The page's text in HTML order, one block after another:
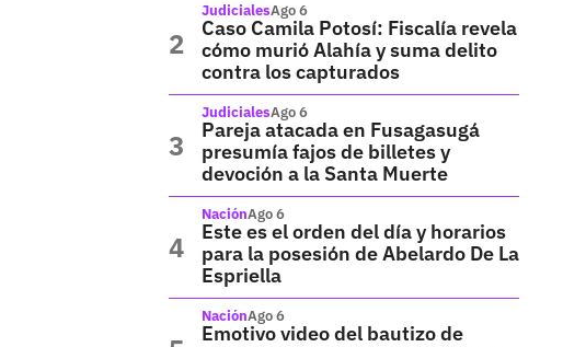
JudicialesAgo 6
Caso Camila Potosí: Fiscalía revela
cómo murió Alahía y suma delito
contra los capturados
JudicialesAgo 6
Pareja atacada en Fusagasugá
presumía fajos de billetes y
devoción a la Santa Muerte
NaciónAgo 6
Este es el orden del día y horarios
para la posesión de Abelardo De La
Espriella
NaciónAgo 6
Emotivo video del bautizo de